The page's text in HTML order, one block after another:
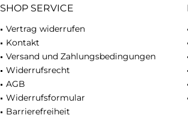
SHOP SERVICE
Vertrag widerrufen
Kontakt
Versand und Zahlungsbedingungen
Widerrufsrecht
AGB
Widerrufsformular
Barrierefreiheit